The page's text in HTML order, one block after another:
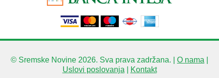
© Sremske Novine 2026. Sva prava zadržana. | O nama
Uslovi poslovanja| Kontakt